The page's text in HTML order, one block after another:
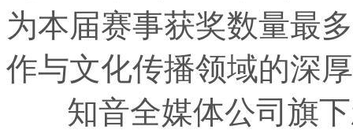
为本届赛事获奖数量最
作与文化传播领域的深
知音全媒体公司旗下